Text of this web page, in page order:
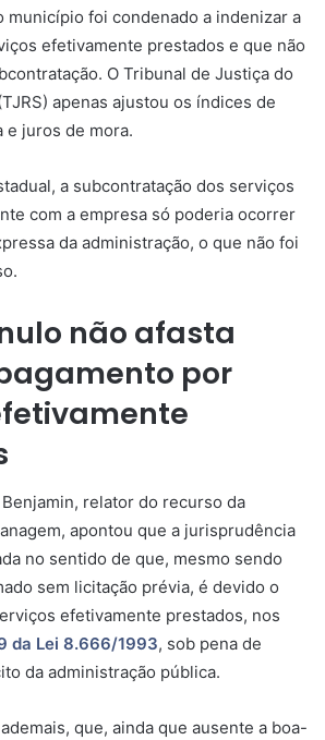
município foi condenado a indenizar a
efetivamente prestados e que não
O Tribunal de Justiça do
apenas ajustou os índices de
e juros de mora.
a subcontratação dos serviços
com a empresa só poderia ocorrer
da administração, o que não foi
não afasta
por
relator do recurso da
apontou que a jurisprudência
no sentido de que, mesmo sendo
sem licitação prévia, é devido o
efetivamente prestados, nos
da Lei 8.666/1993, sob pena de
da administração pública.
que, ainda que ausente a boa-